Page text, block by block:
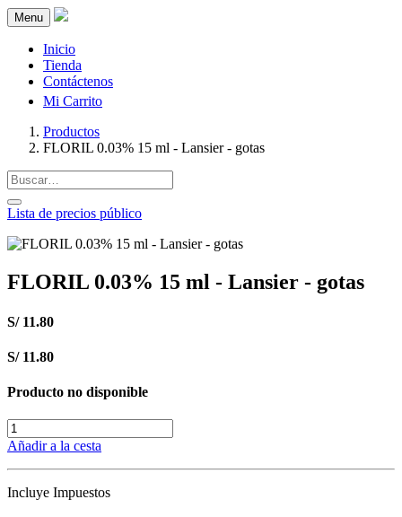
Menu
Inicio
Tienda
Contáctenos
Mi Carrito
Productos
FLORIL 0.03% 15 ml - Lansier - gotas
Lista de precios público
FLORIL 0.03% 15 ml - Lansier - gotas
S/ 11.80
S/ 11.80
Producto no disponible
Añadir a la cesta
Incluye Impuestos